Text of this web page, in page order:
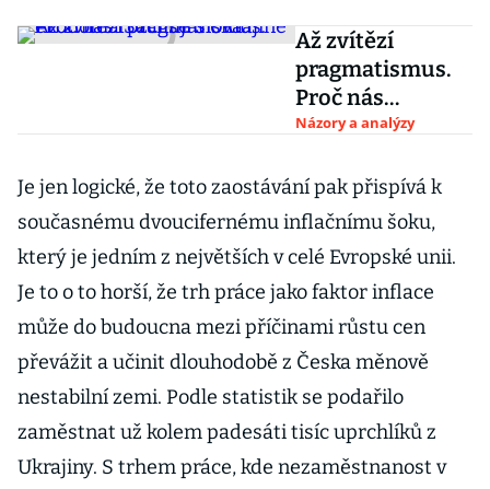
Až zvítězí
pragmatismus.
Proč nás
rozčilují slova
o Ukrajině
Názory a analýzy
Je jen logické, že toto zaostávání pak přispívá k
současnému dvoucifernému in­flačnímu šoku,
který je jedním z největších v celé Evropské unii.
Je to o to horší, že trh práce jako faktor inflace
může do budouc­na mezi příčinami růstu cen
převážit a uči­nit dlouhodobě z Česka měnově
nestabilní zemi. Podle statistik se podařilo
zaměstnat už kolem padesáti tisíc uprchlíků z
Ukrajiny. S trhem práce, kde nezaměstnanost v